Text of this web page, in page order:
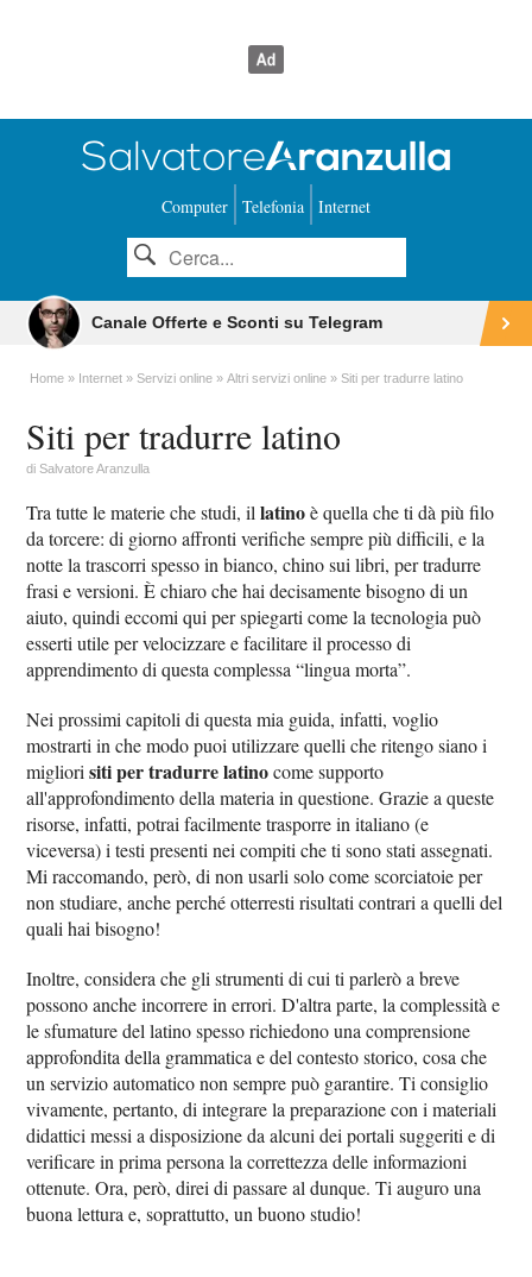
Computer Telefonia Internet
Canale Offerte e Sconti su Telegram
Home Internet Servizi online Altri servizi online Siti per tradurre latino
Siti per tradurre latino
diSalvatore Aranzulla
Tra tutte le materie che studi, illatinoè quella che ti dà più filo
da torcere: di giorno affronti verifiche sempre più difficili, e la
notte la trascorri spesso in bianco, chino sui libri, per tradurre
frasi e versioni. È chiaro che hai decisamente bisogno di un
aiuto, quindi eccomi qui per spiegarti come la tecnologia può
esserti utile per velocizzare e facilitare il processo di
apprendimento di questa complessa “lingua morta”.
Nei prossimi capitoli di questa mia guida, infatti, voglio
mostrarti in che modo puoi utilizzare quelli che ritengo siano i
migliorisiti per tradurre latinocome supporto
all'approfondimento della materia in questione. Grazie a queste
risorse, infatti, potrai facilmente trasporre in italiano (e
viceversa) i testi presenti nei compiti che ti sono stati assegnati.
Mi raccomando, però, di non usarli solo come scorciatoie per
non studiare, anche perché otterresti risultati contrari a quelli del
quali hai bisogno!
Inoltre, considera che gli strumenti di cui ti parlerò a breve
possono anche incorrere in errori. D'altra parte, la complessità e
le sfumature del latino spesso richiedono una comprensione
approfondita della grammatica e del contesto storico, cosa che
un servizio automatico non sempre può garantire. Ti consiglio
vivamente, pertanto, di integrare la preparazione con i materiali
didattici messi a disposizione da alcuni dei portali suggeriti e di
verificare in prima persona la correttezza delle informazioni
ottenute. Ora, però, direi di passare al dunque. Ti auguro una
buona lettura e, soprattutto, un buono studio!